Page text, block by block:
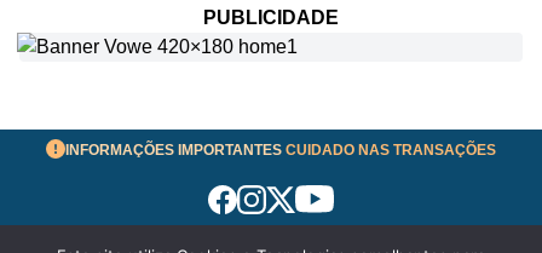
PUBLICIDADE
INFORMAÇÕES IMPORTANTES CUIDADO NAS TRANSAÇÕES